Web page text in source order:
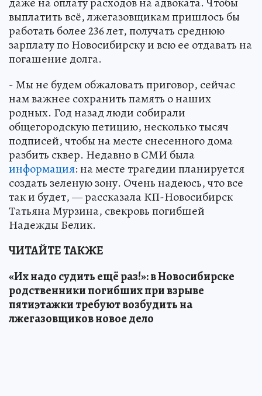
выплатить всё, лжегазовщикам пришлось бы
работать более 236 лет, получать среднюю
зарплату по Новосибирску и всю ее отдавать на
погашение долга.
- Мы не будем обжаловать приговор, сейчас
нам важнее сохранить память о наших
родных. Год назад люди собирали
общегородскую петицию, несколько тысяч
подписей, чтобы на месте снесенного дома
разбить сквер. Недавно в СМИ была
информация: на месте трагедии планируется
создать зеленую зону. Очень надеюсь, что все
так и будет, — рассказала КП-Новосибирск
Татьяна Мурзина, свекровь погибшей
Надежды Белик.
ЧИТАЙТЕ ТАКЖЕ
«Их надо судить ещё раз!»: в Новосибирске
родственники погибших при взрыве
пятиэтажки требуют возбудить на
лжегазовщиков новое дело